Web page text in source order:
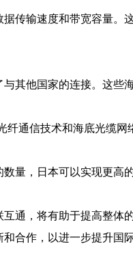
传输速度和带宽容量。
其他国家的连接。这些
通信技术和海底光缆网
量，日本可以实现更高
通，将有助于提高整体
合作，以进一步提升国